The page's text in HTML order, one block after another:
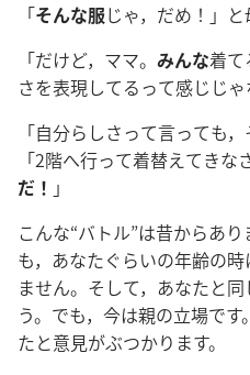
「そんな服じゃ，だめ！」と
「だけど，ママ。 みんな着
さを表現してるって感じじゃ
「自分らしさって言っても
「2階へ行って着替えてきな
だ！ 」
こんな“バトル”は昔からあ
も，あなたぐらいの年齢の
ません。そして，あなたと
う。でも，今は親の立場で
たと意見がぶつかります。